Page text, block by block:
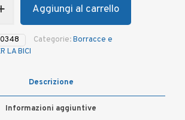
Aggiungi al carrello
Categorie:Borracce e
LA BICI
Descrizione
Informazioni aggiuntive